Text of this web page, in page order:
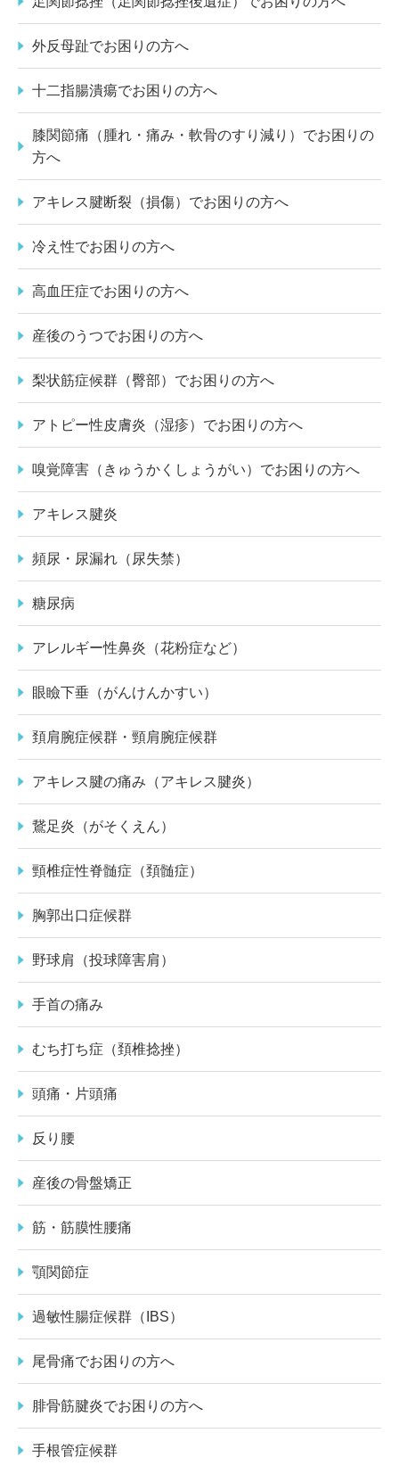
外反母趾でお困りの方へ
十二指腸潰瘍でお困りの方へ
膝関節痛（腫れ・痛み・軟骨のすり減り）でお困りの
方へ
アキレス腱断裂（損傷）でお困りの方へ
冷え性でお困りの方へ
高血圧症でお困りの方へ
産後のうつでお困りの方へ
梨状筋症候群（臀部）でお困りの方へ
アトピー性皮膚炎（湿疹）でお困りの方へ
嗅覚障害（きゅうかくしょうがい）でお困りの方へ
アキレス腱炎
頻尿・尿漏れ（尿失禁）
糖尿病
アレルギー性鼻炎（花粉症など）
眼瞼下垂（がんけんかすい）
頚肩腕症候群・頸肩腕症候群
アキレス腱の痛み（アキレス腱炎）
鵞足炎（がそくえん）
頸椎症性脊髄症（頚髄症）
胸郭出口症候群
野球肩（投球障害肩）
手首の痛み
むち打ち症（頚椎捻挫）
頭痛・片頭痛
反り腰
産後の骨盤矯正
筋・筋膜性腰痛
顎関節症
過敏性腸症候群（IBS）
尾骨痛でお困りの方へ
腓骨筋腱炎でお困りの方へ
手根管症候群